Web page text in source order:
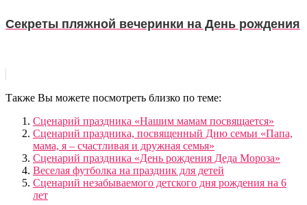
Секреты пляжной вечеринки на День рождения
Также Вы можете посмотреть близко по теме:
Сценарий праздника «Нашим мамам посвящается»
Сценарий праздника, посвященный Дню семьи «Папа,
мама, я – счастливая и дружная семья»
Сценарий праздника «День рождения Деда Мороза»
Веселая футболка на праздник для детей
Сценарий незабываемого детского дня рождения на 6
лет